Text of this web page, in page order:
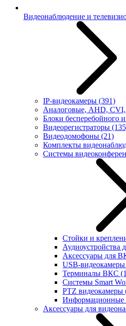
Видеонаблюдение и
IP-видеокамеры (391)
Аналоговые, AHD,
Блоки бесперебойного
Видеорегистраторы
Видеодомофоны (21)
Комплекты
Системы
Стойки и
Аудиоустройства
Аксессуары для
USB-
Терминалы ВКС
Системы Smart
PTZ видеокамеры
Информационные
Аксессуары для